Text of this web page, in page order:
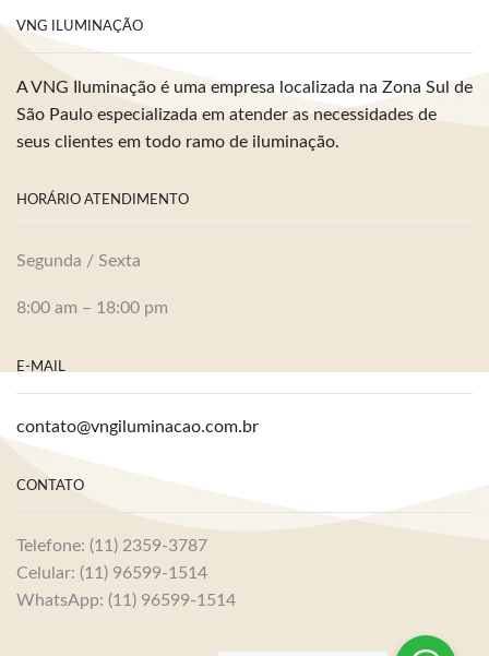
VNG ILUMINAÇÃO
A VNG Iluminação é uma empresa localizada na Zona Sul de
São Paulo especializada em atender as necessidades de
seus clientes em todo ramo de iluminação.
HORÁRIO ATENDIMENTO
Segunda / Sexta
8:00 am – 18:00 pm
E-MAIL
contato@vngiluminacao.com.br
CONTATO
Telefone: (11) 2359-3787
Celular: (11) 96599-1514
WhatsApp: (11) 96599-1514